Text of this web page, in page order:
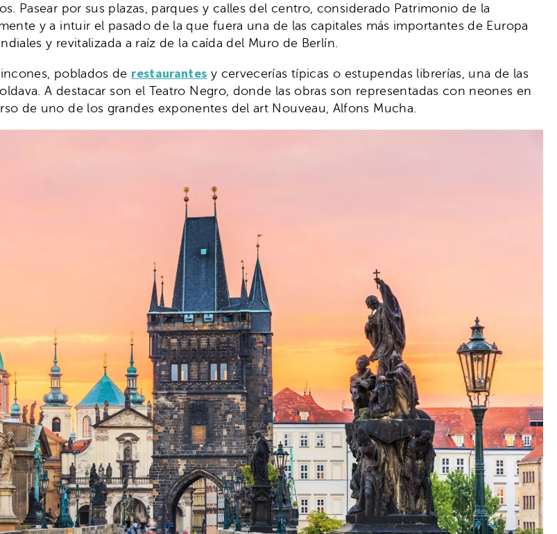
Pasear por sus plazas, parques y calles del centro, considerado Patrimonio de la
y a intuir el pasado de la que fuera una de las capitales más importantes de Europa
y revitalizada a raíz de la caída del Muro de Berlín.
poblados de restaurantes y cervecerías típicas o estupendas librerías, una de las
A destacar son el Teatro Negro, donde las obras son representadas con neones en
de uno de los grandes exponentes del art Nouveau, Alfons Mucha.